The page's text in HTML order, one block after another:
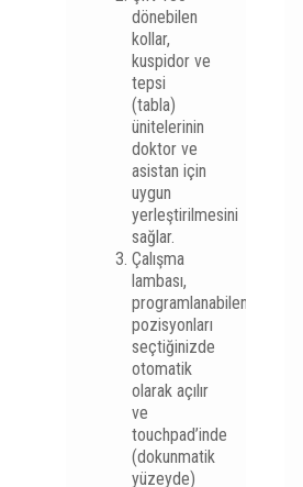
dönebilen
kollar,
kuspidor ve
tepsi
(tabla)
ünitelerinin
doktor ve
asistan için
uygun
yerleştirilmesini
sağlar.
Çalışma
lambası,
programlanabilen
pozisyonları
seçtiğinizde
otomatik
olarak açılır
ve
touchpad’inde
(dokunmatik
yüzeyde)